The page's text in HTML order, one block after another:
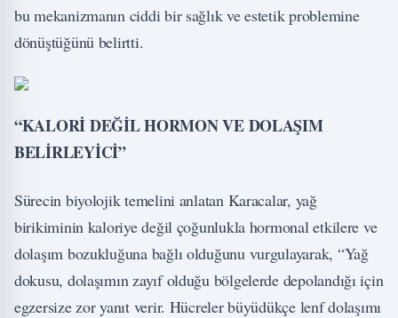
bu mekanizmanın ciddi bir sağlık ve estetik problemine
dönüştüğünü belirtti.
“KALORİ DEĞİL HORMON VE DOLAŞIM
BELİRLEYİCİ”
Sürecin biyolojik temelini anlatan Karacalar, yağ
birikiminin kaloriye değil çoğunlukla hormonal etkilere ve
dolaşım bozukluğuna bağlı olduğunu vurgulayarak, “Yağ
dokusu, dolaşımın zayıf olduğu bölgelerde depolandığı için
egzersize zor yanıt verir. Hücreler büyüdükçe lenf dolaşımı